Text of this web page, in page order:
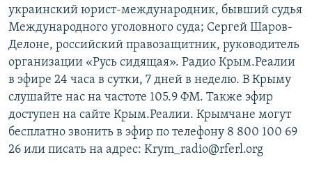
украинский юрист-международник, бывший судья
Международного уголовного суда; Сергей Шаров-
Делоне, российский правозащитник, руководитель
организации «Русь сидящая». Радио Крым.Реалии
в эфире 24 часа в сутки, 7 дней в неделю. В Крыму
слушайте нас на частоте 105.9 ФМ. Также эфир
доступен на сайте Крым.Реалии. Крымчане могут
бесплатно звонить в эфир по телефону 8 800 100 69
26 или писать на адрес: Krym_radio@rferl.org